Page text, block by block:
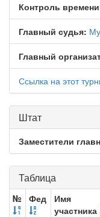
Контроль
Главный судья:
Главный
Ссылка на этот
Штат
Заместители
Таблица
№ Фед
Имя
участника